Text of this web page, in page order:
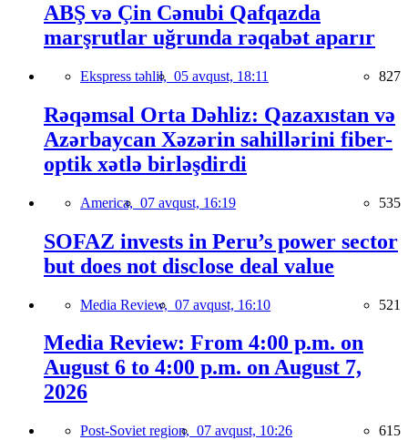
ABŞ və Çin Cənubi Qafqazda
marşrutlar uğrunda rəqabət aparır
Ekspress təhlil, 05 avqust, 18:11 827
Rəqəmsal Orta Dəhliz: Qazaxıstan və
Azərbaycan Xəzərin sahillərini fiber-
optik xətlə birləşdirdi
America, 07 avqust, 16:19 535
SOFAZ invests in Peru’s power sector
but does not disclose deal value
Media Review, 07 avqust, 16:10 521
Media Review: From 4:00 p.m. on
August 6 to 4:00 p.m. on August 7,
2026
Post-Soviet region, 07 avqust, 10:26 615